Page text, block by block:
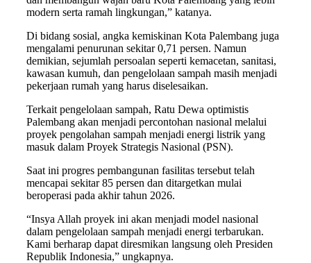
modern serta ramah lingkungan,” katanya.
Di bidang sosial, angka kemiskinan Kota Palembang juga
mengalami penurunan sekitar 0,71 persen. Namun
demikian, sejumlah persoalan seperti kemacetan, sanitasi,
kawasan kumuh, dan pengelolaan sampah masih menjadi
pekerjaan rumah yang harus diselesaikan.
Terkait pengelolaan sampah, Ratu Dewa optimistis
Palembang akan menjadi percontohan nasional melalui
proyek pengolahan sampah menjadi energi listrik yang
masuk dalam Proyek Strategis Nasional (PSN).
Saat ini progres pembangunan fasilitas tersebut telah
mencapai sekitar 85 persen dan ditargetkan mulai
beroperasi pada akhir tahun 2026.
“Insya Allah proyek ini akan menjadi model nasional
dalam pengelolaan sampah menjadi energi terbarukan.
Kami berharap dapat diresmikan langsung oleh Presiden
Republik Indonesia,” ungkapnya.